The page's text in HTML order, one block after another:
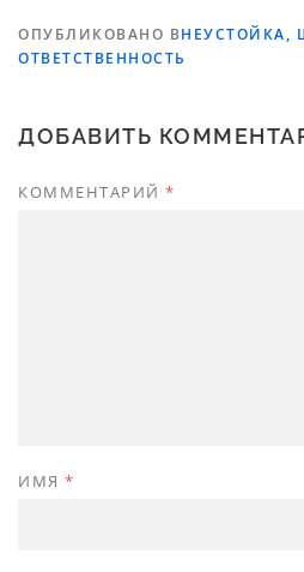
ОПУБЛИКОВАНО ВНЕУСТОЙКА,
ОТВЕТСТВЕННОСТЬ
ДОБАВИТЬ
КОММЕНТАРИЙ *
ИМЯ *